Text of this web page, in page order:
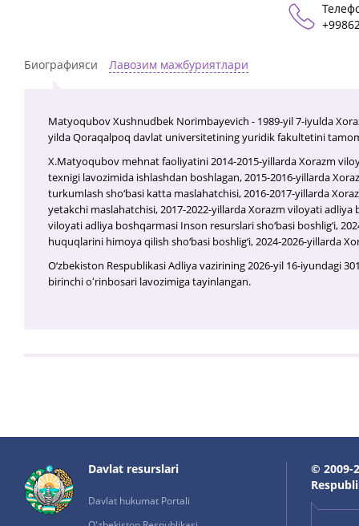
Биографияси Лавозим мажбуриятлари
Matyoqubov Xushnudbek Norimbayevich - 1989-yil 7-iyulda
yilda Qoraqalpoq davlat universitetining yuridik fakultetini
X.Matyoqubov mehnat faoliyatini 2014-2015-yillarda Xorazm
texnigi lavozimida ishlashdan boshlagan, 2015-2016-yillarda
turkumlash sho‘basi katta maslahatchisi, 2016-2017-yillarda
yetakchi maslahatchisi, 2017-2022-yillarda Xorazm viloyati
viloyati adliya boshqarmasi Inson resurslari sho‘basi boshlig‘i,
huquqlarini himoya qilish sho‘basi boshlig‘i, 2024-2026-yillarda
O‘zbekiston Respublikasi Adliya vazirining 2026-yil 16-iyundagi
birinchi oʻrinbosari lavozimiga tayinlangan.
Davlat resurslari
Davlat hukumat Portali
© 2009-